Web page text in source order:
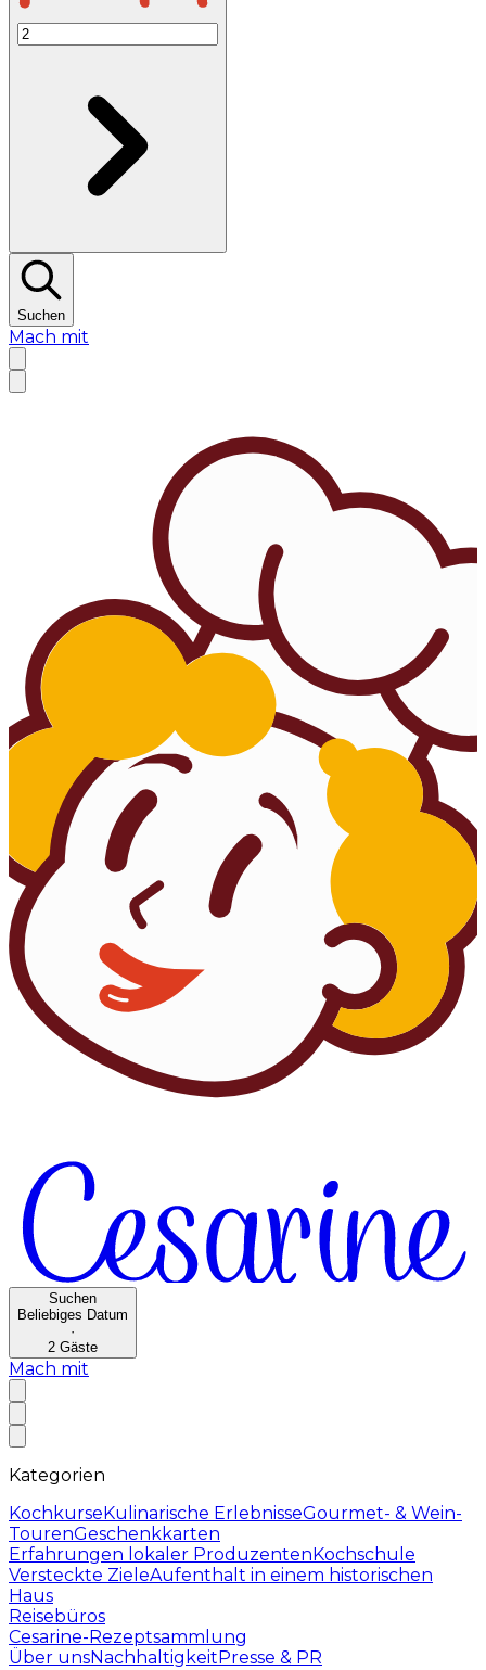
Suchen
Mach mit
Suchen
Beliebiges Datum
·
2 Gäste
Mach mit
Kategorien
KochkurseKulinarische ErlebnisseGourmet- & Wein-
TourenGeschenkkarten
Erfahrungen lokaler ProduzentenKochschule
Versteckte ZieleAufenthalt in einem historischen
Haus
Reisebüros
Cesarine-Rezeptsammlung
Über unsNachhaltigkeitPresse & PR